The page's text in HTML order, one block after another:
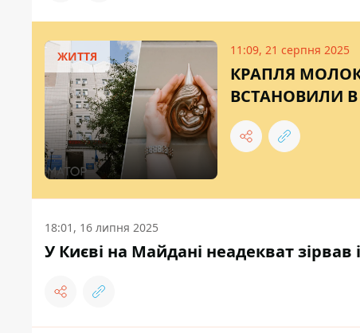
ЖИТТЯ 11:09, 21 серпня 2025
КРАПЛЯ
ВСТАНОВИЛИ
18:01, 16 липня 2025
У Києві на Майдані неадекват